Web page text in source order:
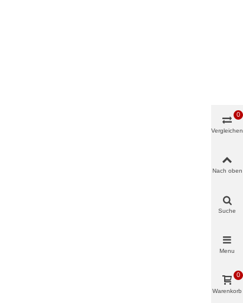
Vergleichen
0
Nach oben
Suche
Menu
Warenkorb
0